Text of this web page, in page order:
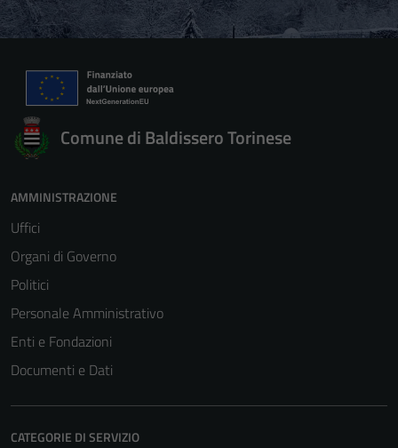
Comune di Baldissero Torinese
AMMINISTRAZIONE
Uffici
Organi di Governo
Politici
Personale Amministrativo
Enti e Fondazioni
Documenti e Dati
CATEGORIE DI SERVIZIO